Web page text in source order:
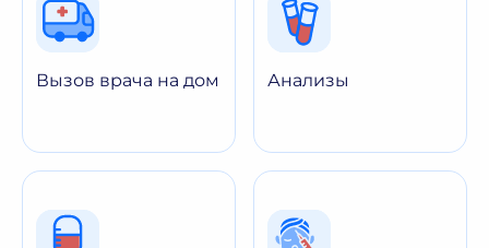
Вызов врача на дом Анализы